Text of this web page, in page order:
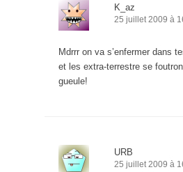
K_az
25 juillet 2009 à
Mdrrr on va s’enfermer dans
et les extra-terrestre se
gueule!
URB
25 juillet 2009 à